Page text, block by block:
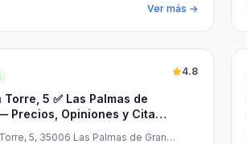
Ver más →
5 ✅ Las Palmas de
Precios, Opiniones y Cita
4.8
5, 35006 Las Palmas de Gran